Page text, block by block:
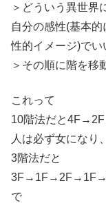
＞どういう異世界
自分の感性(基本
性的イメージ)で
＞その順に階を移
これって
10階法だと
人は必ず女になり、
3階法だと
で